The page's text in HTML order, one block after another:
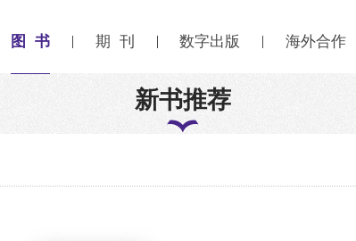
图 书 期 刊 数字出版 海外合作
新书推荐